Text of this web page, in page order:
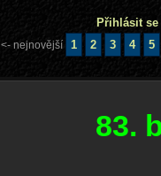
Přihlásit
<- nejnovější 1 2 3 4 5
83.